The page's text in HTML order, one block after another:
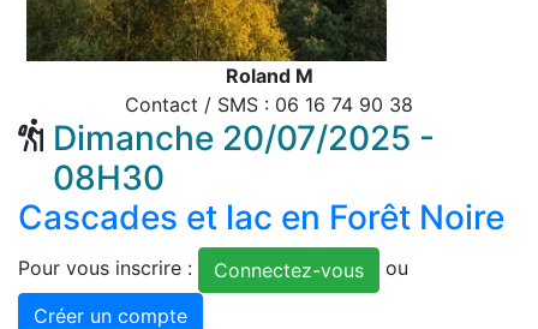
Roland M
Contact / SMS : 06 16 74 90 38
Dimanche 20/07/2025 -
08H30
Cascades et lac en Forêt Noire
Pour vous inscrire : Connectez-vous
ou
Créer un compte